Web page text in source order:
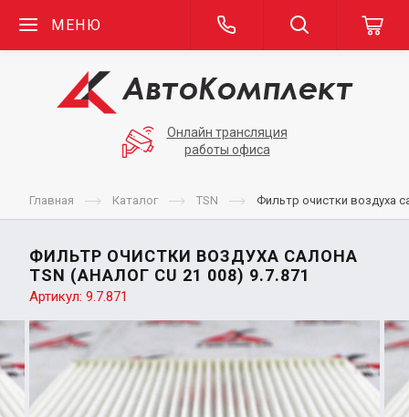
МЕНЮ
Онлайн трансляция
работы офиса
Главная Каталог TSN Фильтр очистки воздуха
ФИЛЬТР ОЧИСТКИ ВОЗДУХА САЛОНА
TSN (АНАЛОГ CU 21 008) 9.7.871
Артикул: 9.7.871